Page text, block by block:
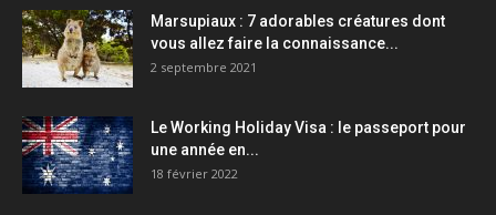
Marsupiaux : 7 adorables créatures dont
vous allez faire la connaissance...
2 septembre 2021
Le Working Holiday Visa : le passeport pour
une année en...
18 février 2022